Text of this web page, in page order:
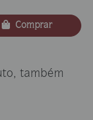
Comprar
também